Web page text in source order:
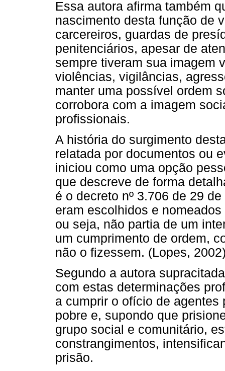
Essa autora afirma também
nascimento desta função de
carcereiros, guardas de
penitenciários, apesar de
sempre tiveram sua imagem
violências, vigilâncias,
manter uma possível ordem
corrobora com a imagem
profissionais.
A história do surgimento
relatada por documentos ou
iniciou como uma opção
que descreve de forma
é o decreto nº 3.706 de 29
eram escolhidos e
ou seja, não partia de um
um cumprimento de ordem,
não o fizessem. (Lopes,
Segundo a autora
com estas determinações
a cumprir o ofício de
pobre e, supondo que
grupo social e comunitário,
constrangimentos,
prisão.